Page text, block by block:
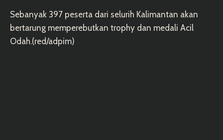
Sebanyak 397 peserta dari selurih Kalimantan akan
bertarung memperebutkan trophy dan medali Acil
Odah.(red/adpim)